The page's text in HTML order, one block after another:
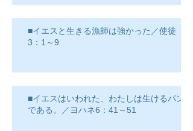
■イエスと生きる漁師は強かった／使徒
3：1～9
■イエスはいわれた、わたしは生けるパン
である。／ヨハネ6：41～51